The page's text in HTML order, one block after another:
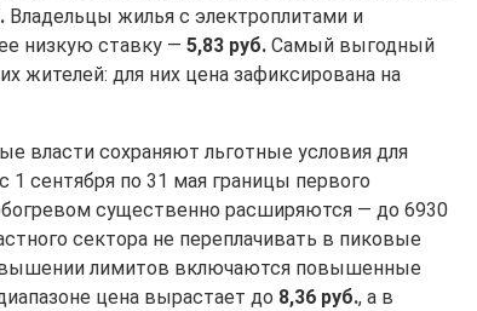
Владельцы жилья с электроплитами и
низкую ставку — 5,83 руб.Самый выгодный
жителей: для них цена зафиксирована на
власти сохраняют льготные условия для
1 сентября по 31 мая границы первого
существенно расширяются — до 6930
сектора не переплачивать в пиковые
лимитов включаются повышенные
цена вырастает до 8,36 руб., а в